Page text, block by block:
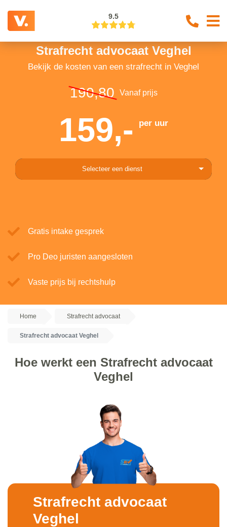
9.5
Strafrecht advocaat Veghel
Bekijk de kosten van een strafrecht in Veghel
190,80 Vanaf prijs
159,- per uur
Selecteer een dienst
Gratis intake gesprek
Pro Deo juristen aangesloten
Vaste prijs bij rechtshulp
Home Strafrecht advocaat
Strafrecht advocaat Veghel
Hoe werkt een Strafrecht advocaat
Veghel
Strafrecht advocaat
Veghel